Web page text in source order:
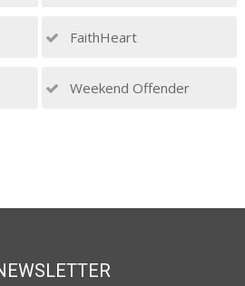
FaithHeart
Weekend Offender